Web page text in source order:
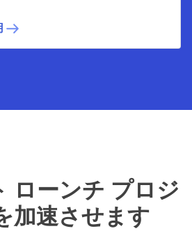
ローンチ プロジ
加速させます